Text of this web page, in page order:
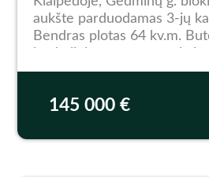
aukšte parduodamas 3-jų
Bendras plotas 64 kv.m.
instaliacija, vamzdynas bei
145 000 €